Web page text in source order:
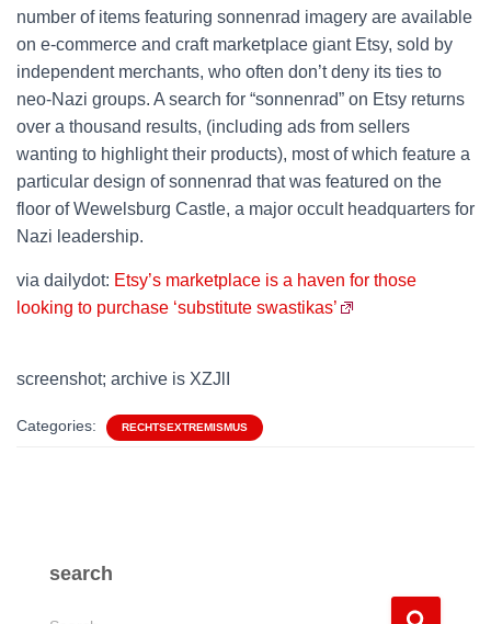
number of items featuring sonnenrad imagery are available
on e-commerce and craft marketplace giant Etsy, sold by
independent merchants, who often don’t deny its ties to
neo-Nazi groups. A search for “sonnenrad” on Etsy returns
over a thousand results, (including ads from sellers
wanting to highlight their products), most of which feature a
particular design of sonnenrad that was featured on the
floor of Wewelsburg Castle, a major occult headquarters for
Nazi leadership.
via dailydot: Etsy’s marketplace is a haven for those
looking to purchase ‘substitute swastikas’
screenshot; archive is XZJlI
Categories: RECHTSEXTREMISMUS
search
S